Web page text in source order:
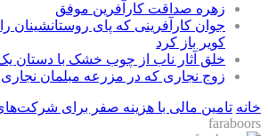
زهره صداقت کارآفرین موفق
جوان کارآفرینی که پای روستانشینان
کویر باز کرد
خلق آثار ناب از چوب خشک با دستان یک
زوج نجاری که در مزرعه مبلمان
خانه تامین مالی با هزینه صفر برای
faraboors